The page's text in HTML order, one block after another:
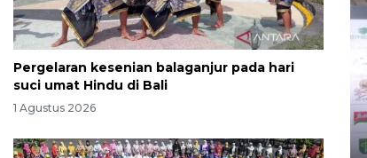
Pergelaran kesenian balaganjur pada hari
suci umat Hindu di Bali
1 Agustus 2026